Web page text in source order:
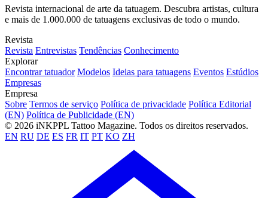
Revista internacional de arte da tatuagem. Descubra artistas, cultura
e mais de 1.000.000 de tatuagens exclusivas de todo o mundo.
Revista
Revista Entrevistas Tendências Conhecimento
Explorar
Encontrar tatuador Modelos Ideias para tatuagens Eventos Estúdios
Empresas
Empresa
Sobre Termos de serviço Política de privacidade Política Editorial
(EN) Política de Publicidade (EN)
© 2026 iNKPPL Tattoo Magazine. Todos os direitos reservados.
EN RU DE ES FR IT PT KO ZH